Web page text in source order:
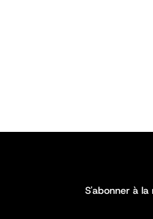
S'abonner à la